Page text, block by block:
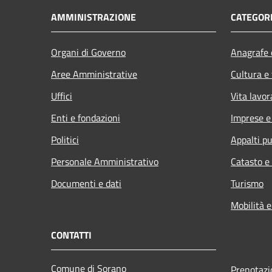
AMMINISTRAZIONE
Organi di Governo
Aree Amministrative
Uffici
Enti e fondazioni
Politici
Personale Amministrativo
Documenti e dati
Cultura
Vita
Imprese
Appalti
Catasto
Turismo
Mobilità
CONTATTI
Comune di Sorano